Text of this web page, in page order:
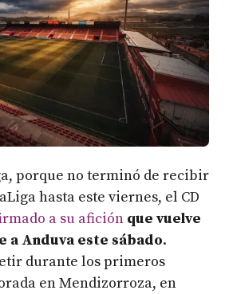
porque no terminó de recibir
hasta este viernes, el CD
a su afición que vuelve
a Anduva este sábado.
durante los primeros
en Mendizorroza, en